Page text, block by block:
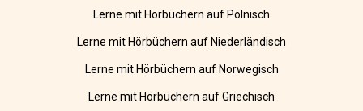
Lerne mit Hörbüchern auf Polnisch
Lerne mit Hörbüchern auf Niederländisch
Lerne mit Hörbüchern auf Norwegisch
Lerne mit Hörbüchern auf Griechisch